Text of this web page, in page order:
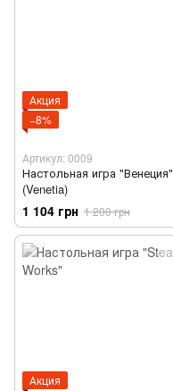
Акция
−8%
Артикул: 0009
Настольная игра "Венеция"
(Venetia)
1 104 грн 1 200 грн
Акция